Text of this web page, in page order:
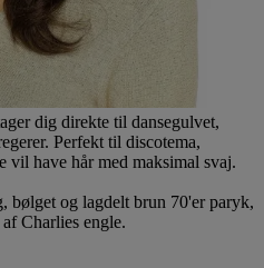
dig direkte til dansegulvet,
Perfekt til discotema,
vil have hår med maksimal svaj.
bølget og lagdelt brun 70'er paryk,
Charlies engle.